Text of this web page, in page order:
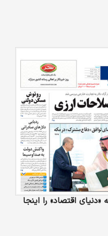
اقتصاد» را اینجا